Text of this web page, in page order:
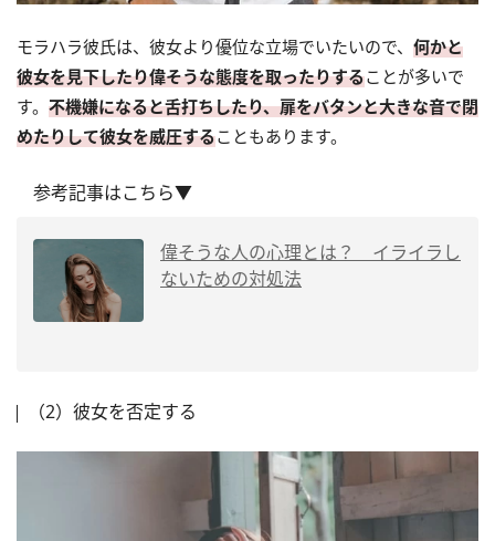
モラハラ彼氏は、彼女より優位な立場でいたいので、 何かと
彼女を見下したり偉そうな態度を取ったりすることが多いで
す。 不機嫌になると舌打ちしたり、扉をバタンと大きな音で閉
めたりして彼女を威圧することもあります。
参考記事はこちら▼
偉そうな人の心理とは？ イライラし
ないための対処法
（2）彼女を否定する